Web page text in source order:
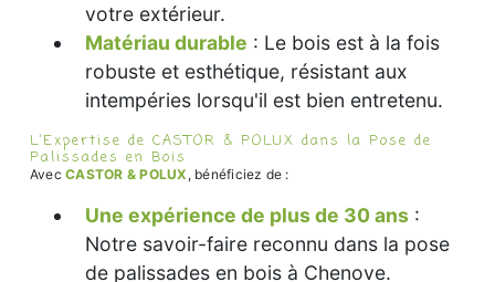
votre extérieur.
Matériau durable : Le bois est à la fois
robuste et esthétique, résistant aux
intempéries lorsqu'il est bien entretenu.
L’Expertise de CASTOR & POLUX dans la Pose de
Palissades en Bois
AvecCASTOR & POLUX , bénéficiez de :
Une expérience de plus de 30 ans :
Notre savoir-faire reconnu dans la pose
de palissades en bois à Chenove.